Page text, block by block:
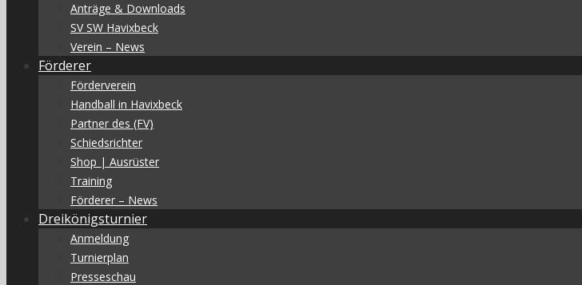
Anträge & Downloads
SV SW Havixbeck
Verein – News
Förderer
Förderverein
Handball in Havixbeck
Partner des (FV)
Schiedsrichter
Shop | Ausrüster
Training
Förderer – News
Dreikönigsturnier
Anmeldung
Turnierplan
Presseschau